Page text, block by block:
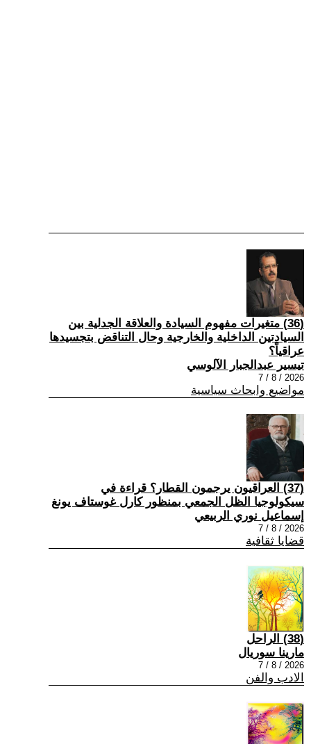
(36) متغيرات مفهوم السيادة والعلاقة الجدلية بين
السيادتين الداخلية والخارجية وحال التناقض بتجسيدها
عراقياً؟
تيسير عبدالجبار الآلوسي
2026 / 8 / 7
مواضيع وابحاث سياسية
(37) العراقيون يرجمون القطار؟ قراءة في
سيكولوجيا الظل الجمعي بمنظور كارل غوستاف يونغ
إسماعيل نوري الربيعي
2026 / 8 / 7
قضايا ثقافية
(38) الراحل
مارينا سوريال
2026 / 8 / 7
الادب والفن